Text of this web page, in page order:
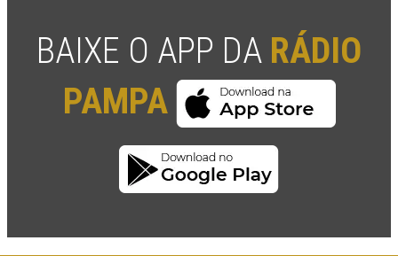
BAIXE O APP DA RÁDIO
PAMPA